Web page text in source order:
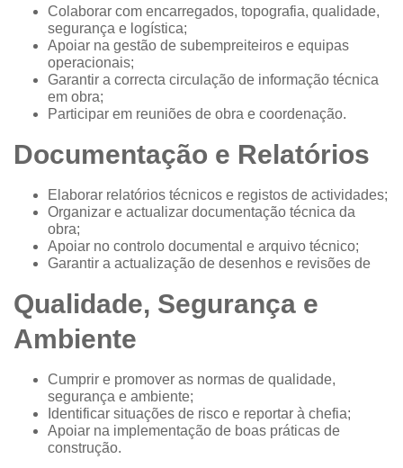
Colaborar com encarregados, topografia, qualidade,
segurança e logística;
Apoiar na gestão de subempreiteiros e equipas
operacionais;
Garantir a correcta circulação de informação técnica
em obra;
Participar em reuniões de obra e coordenação.
Documentação e Relatórios
Elaborar relatórios técnicos e registos de actividades;
Organizar e actualizar documentação técnica da
obra;
Apoiar no controlo documental e arquivo técnico;
Garantir a actualização de desenhos e revisões de
Qualidade, Segurança e
Ambiente
Cumprir e promover as normas de qualidade,
segurança e ambiente;
Identificar situações de risco e reportar à chefia;
Apoiar na implementação de boas práticas de
construção.